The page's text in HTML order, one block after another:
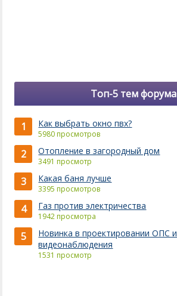
Топ-5 тем форума
1 Как выбрать окно пвх?
5980 просмотров
2 Отопление в загородный дом
3491 просмотр
3 Какая баня лучше
3395 просмотров
4 Газ против электричества
1942 просмотра
5
Новинка в проектировании ОПС и
видеонаблюдения
1531 просмотр